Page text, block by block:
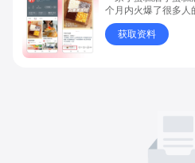
个月内火爆了很多人
是——巧妙借助小红
“种草”到“成交”的完
获取资料